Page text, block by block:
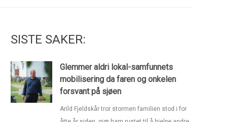
SISTE SAKER:
Glemmer aldri lokal-samfunnets
mobilisering da faren og onkelen
forsvant på sjøen
Arild Fjeldskår tror stormen familien stod i for